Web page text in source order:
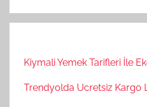
Kiymali Yemek Tarifleri İle
Trendyolda Ucretsiz Kargo